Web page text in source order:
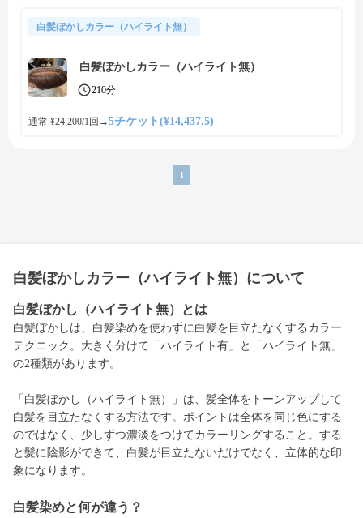
白髪ぼかしカラー（ハイライト無）
白髪ぼかしカラー（ハイライト無）
210分
通常 ¥24,200/1回 →5チケット(¥14,437.5)
1
白髪ぼかしカラー（ハイライト無）について
白髪ぼかし（ハイライト無）とは
白髪ぼかしは、白髪染めを使わずに白髪を目立たなくするカラー
テクニック。大きく分けて「ハイライト有」と「ハイライト無」
の2種類があります。
「白髪ぼかし（ハイライト無）」は、髪全体をトーンアップして
白髪を目立たなくする方法です。ポイントは全体を同じ色にする
のではなく、少しずつ濃淡をつけてカラーリングすること。する
と髪に陰影ができて、白髪が目立たないだけでなく、立体的な印
象になります。
白髪染めと何が違う？